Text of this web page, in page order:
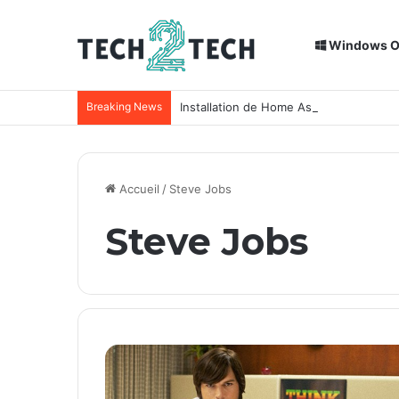
Windows
Breaking News Installation de Home Assistant sur un
Accueil / Steve Jobs
Steve Jobs